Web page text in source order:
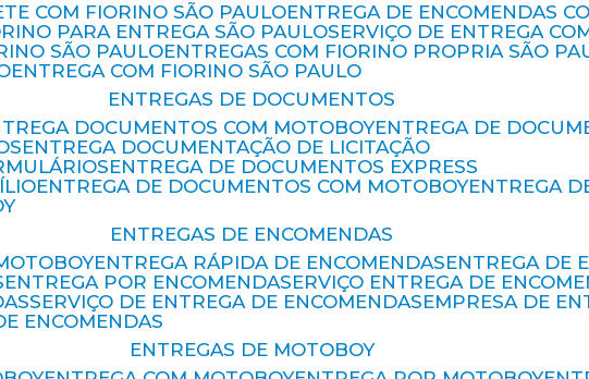
COM FIORINO SÃO PAULO
ENTREGA DE ENCOMENDAS
PARA ENTREGA SÃO PAULO
SERVIÇO DE ENTREGA
SÃO PAULO
ENTREGAS COM FIORINO PROPRIA SÃO
ENTREGA COM FIORINO SÃO PAULO
ENTREGAS DE DOCUMENTOS
DOCUMENTOS COM MOTOBOY
ENTREGA DE
ENTREGA DOCUMENTAÇÃO DE LICITAÇÃO
ENTREGA DE DOCUMENTOS EXPRESS
ENTREGA DE DOCUMENTOS COM MOTOBOY
ENTREGA
ENTREGAS DE ENCOMENDAS
ENTREGA RÁPIDA DE ENCOMENDAS
ENTREGA DE
ENTREGA POR ENCOMENDA
SERVIÇO ENTREGA DE
SERVIÇO DE ENTREGA DE ENCOMENDAS
EMPRESA DE
ENCOMENDAS
ENTREGAS DE MOTOBOY